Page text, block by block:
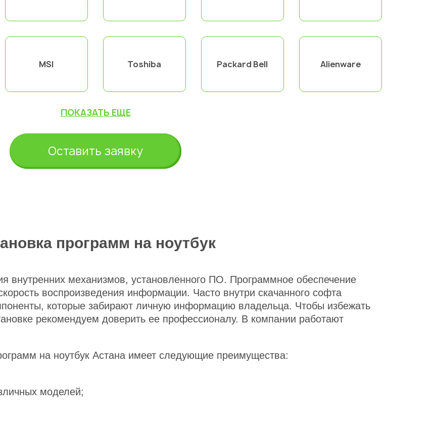
MSI Toshiba Packard Bell Alienware
ПОКАЗАТЬ ЕЩЕ
Оставить заявку
программ на ноутбук
внутренних механизмов, установленного ПО. Программное обеспечение
воспроизведения информации. Часто внутри скачанного софта
которые забирают личную информацию владельца. Чтобы избежать
рекомендуем доверить ее профессионалу. В компании работают
на ноутбук Астана имеет следующие преимущества:
моделей;